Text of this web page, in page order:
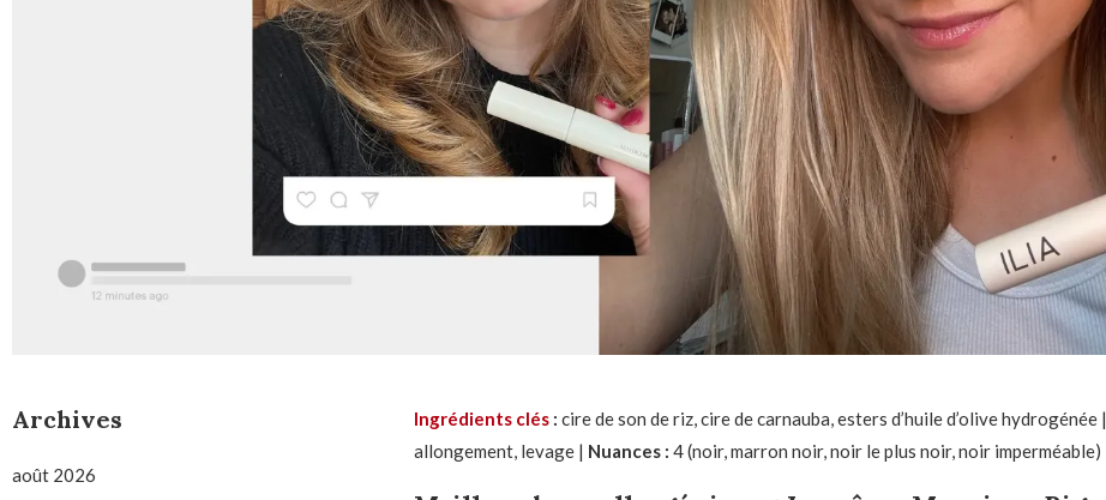
Ingrédients clés: cire de son de riz, cire de carnauba, esters d’huile d’olive hydrogénée |
allongement, levage | Nuances : 4 (noir, marron noir, noir le plus noir, noir imperméable)
Archives
août 2026